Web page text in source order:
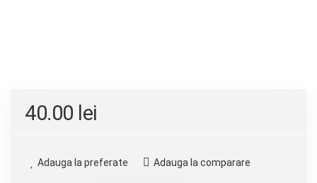
40.00 lei
Adauga la preferate Adauga la comparare